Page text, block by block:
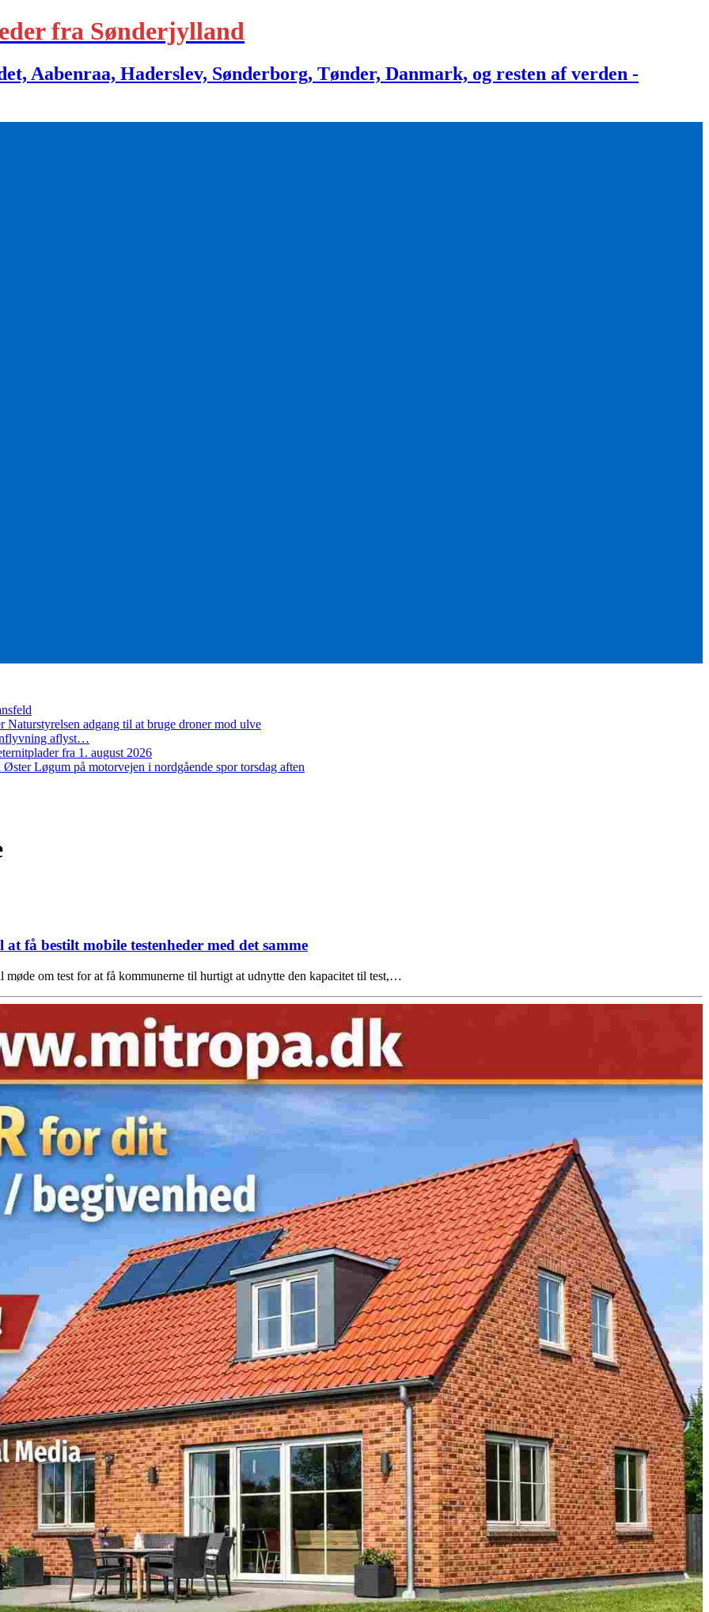
fra Sønderjylland
Aabenraa, Haderslev, Sønderborg, Tønder, Danmark, og resten af verden -
adgang til at bruge droner mod ulve
aflyst…
fra 1. august 2026
Løgum på motorvejen i nordgående spor torsdag aften
få bestilt mobile testenheder med det samme
møde om test for at få kommunerne til hurtigt at udnytte den kapacitet til test,…